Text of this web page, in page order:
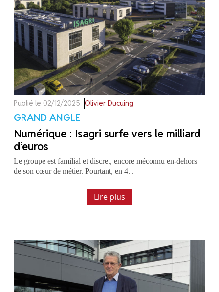
Publié le 02/12/2025 Olivier Ducuing
GRAND ANGLE
Numérique : Isagri surfe vers le milliard
d’euros
Le groupe est familial et discret, encore méconnu en-dehors
de son cœur de métier. Pourtant, en 4...
Lire plus